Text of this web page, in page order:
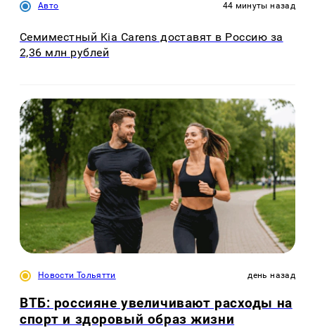
Авто 44 минуты назад
Семиместный Kia Carens доставят в Россию за
2,36 млн рублей
Новости Тольятти день назад
ВТБ: россияне увеличивают расходы на
спорт и здоровый образ жизни